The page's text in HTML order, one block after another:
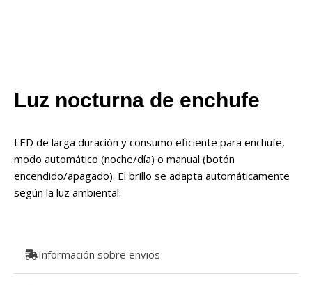
Luz nocturna de enchufe
LED de larga duración y consumo eficiente para enchufe,
modo automático (noche/día) o manual (botón
encendido/apagado). El brillo se adapta automáticamente
según la luz ambiental.
Información sobre envios